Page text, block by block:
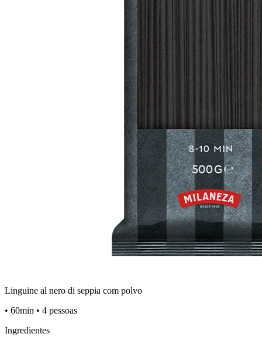
Linguine al nero di seppia com polvo
• 60min • 4 pessoas
Ingredientes